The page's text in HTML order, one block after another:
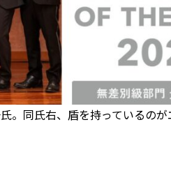
。同氏右、盾を持っているの